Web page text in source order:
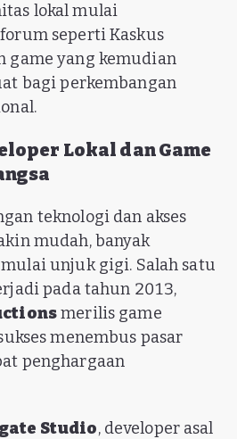
lokal mulai
seperti Kaskus
game yang kemudian
bagi perkembangan
Lokal dan Game
teknologi dan akses
mudah, banyak
unjuk gigi. Salah satu
pada tahun 2013,
merilis game
menembus pasar
penghargaan
Studio, developer asal